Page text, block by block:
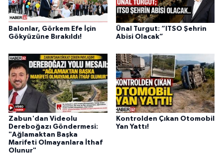
Balonlar, Görkem Efe İçin
Gökyüzüne Bırakıldı!
Ünal Turgut: “ITSO Şehrin
Abisi Olacak”
Zabun'dan Videolu
Dereboğazı Göndermesi:
"Ağlamaktan Başka
Marifeti Olmayanlara İthaf
Olunur"
Kontrolden Çıkan Otomobil
Yan Yattı!